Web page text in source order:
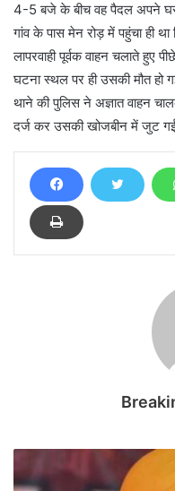
4-5 बजे के बीच वह पैदल अपने घर
गांव के पास मेन रोड़ में पहुंचा ही
लापरवाही पूर्वक वाहन चलाते
घटना स्थल पर ही उसकी मौत हो
थाने की पुलिस ने अज्ञात वाहन
दर्ज कर उसकी खोजबीन में जुट